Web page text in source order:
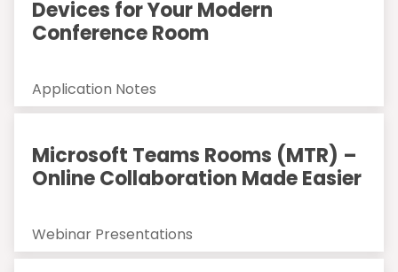
Devices for Your Modern
Conference Room
Application Notes
Microsoft Teams Rooms (MTR) –
Online Collaboration Made Easier
Webinar Presentations